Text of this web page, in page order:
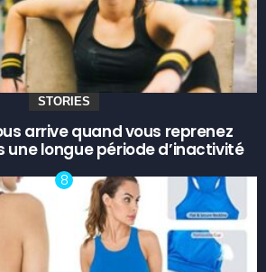
STORIES
arrive quand vous reprenez
une longue période d’inactivité